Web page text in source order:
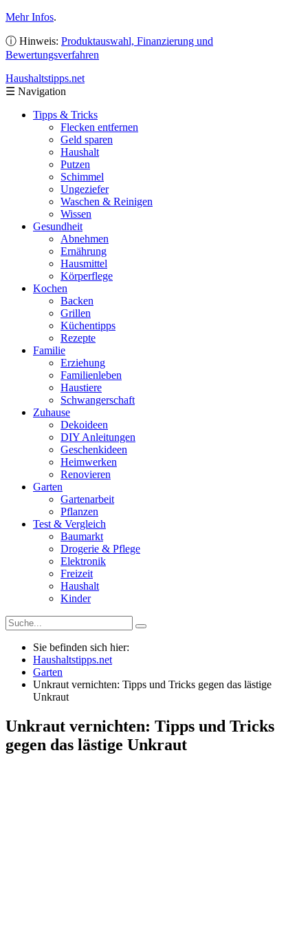
Mehr Infos.
ⓘ Hinweis: Produktauswahl, Finanzierung und
Bewertungsverfahren
Haushaltstipps.net
☰ Navigation
Tipps & Tricks
Flecken entfernen
Geld sparen
Haushalt
Putzen
Schimmel
Ungeziefer
Waschen & Reinigen
Wissen
Gesundheit
Abnehmen
Ernährung
Hausmittel
Körperflege
Kochen
Backen
Grillen
Küchentipps
Rezepte
Familie
Erziehung
Familienleben
Haustiere
Schwangerschaft
Zuhause
Dekoideen
DIY Anleitungen
Geschenkideen
Heimwerken
Renovieren
Garten
Gartenarbeit
Pflanzen
Test & Vergleich
Baumarkt
Drogerie & Pflege
Elektronik
Freizeit
Haushalt
Kinder
Sie befinden sich hier:
Haushaltstipps.net
Garten
Unkraut vernichten: Tipps und Tricks gegen das lästige
Unkraut
Unkraut vernichten: Tipps und Tricks
gegen das lästige Unkraut